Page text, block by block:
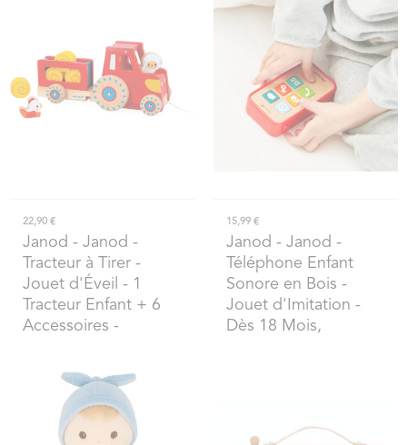
22,90 €
Janod - Janod -
Tracteur à Tirer -
Jouet d'Éveil - 1
Tracteur Enfant + 6
Accessoires -
15,99 €
Janod - Janod -
Téléphone Enfant
Sonore en Bois -
Jouet d'Imitation -
Dès 18 Mois,